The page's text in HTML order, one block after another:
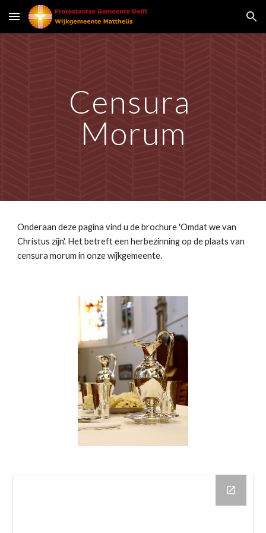
Skip to main content Skip to navigation
Censura
Morum
Onderaan deze pagina vind u de brochure 'Omdat we van
Christus zijn'. Het betreft een herbezinning op de plaats van
censura morum in onze wijkgemeente.